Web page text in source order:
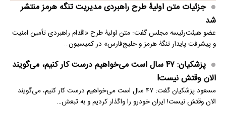
جزئیات متن اولیۀ طرح راهبردی مدیریت تنگه هرمز منتشر
شد
عضو هیئت‌رئیسه مجلس گفت: متن اولیۀ طرح «اقدام راهبردی تأمین امنیت
و پیشرفت پایدار تنگۀ هرمز و خلیج‌فارس» در کمیسیون…
پزشکیان: ۴۷ سال است می‌خواهیم درست کار کنیم، می‌گویند
الان وقتش نیست!
مسعود پزشکیان گفت: ۴۷ سال است می‌خواهیم درست کار کنیم، می‌گویند
الان وقتش نیست! ایران خودرو را واگذار کردیم و به تبعش…